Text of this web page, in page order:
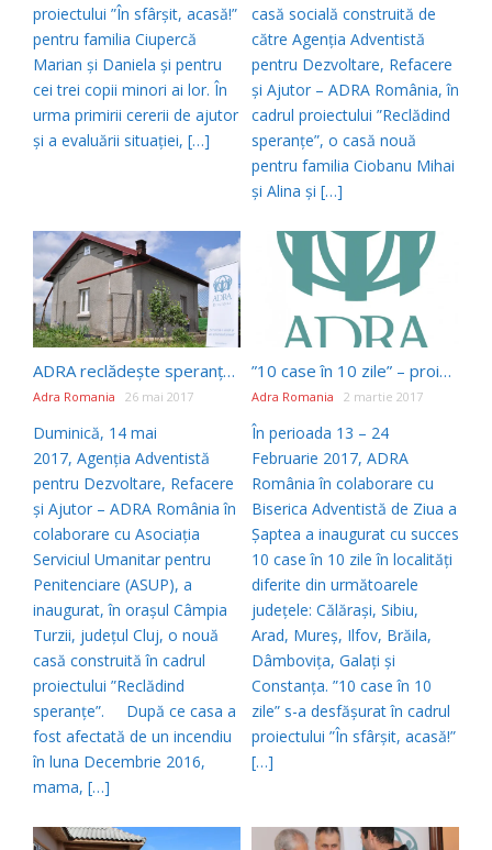
proiectului ”În sfârșit, acasă!”
pentru familia Ciupercă
Marian și Daniela și pentru
cei trei copii minori ai lor. În
urma primirii cererii de ajutor
și a evaluării situației, […]
casă socială construită de
către Agenţia Adventistă
pentru Dezvoltare, Refacere
şi Ajutor – ADRA România, în
cadrul proiectului ”Reclădind
speranțe”, o casă nouă
pentru familia Ciobanu Mihai
și Alina și […]
ADRA reclădește speranțe la Câmpia Turzii
Adra Romania 26 mai 2017
Duminică, 14 mai
2017, Agenţia Adventistă
pentru Dezvoltare, Refacere
şi Ajutor – ADRA România în
colaborare cu Asociația
Serviciul Umanitar pentru
Penitenciare (ASUP), a
inaugurat, în orașul Câmpia
Turzii, județul Cluj, o nouă
casă construită în cadrul
proiectului ”Reclădind
speranțe”. După ce casa a
fost afectată de un incendiu
în luna Decembrie 2016,
mama, […]
”10 case în 10 zile” – proiect implementat cu succes de ADRA România
Adra Romania 2 martie 2017
În perioada 13 – 24
Februarie 2017, ADRA
România în colaborare cu
Biserica Adventistă de Ziua a
Șaptea a inaugurat cu succes
10 case în 10 zile în localități
diferite din următoarele
județele: Călărași, Sibiu,
Arad, Mureș, Ilfov, Brăila,
Dâmbovița, Galați și
Constanța. ”10 case în 10
zile” s-a desfășurat în cadrul
proiectului ”În sfârșit, acasă!”
[…]